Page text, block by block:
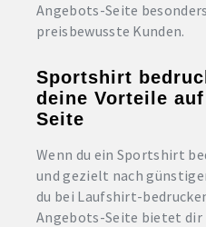
Angebots-Seite
preisbewusste Kunden.
Sportshirt
deine Vorteile
Seite
Wenn du ein Sportshirt
und gezielt nach
du bei Laufshirt-
Angebots-Seite bietet